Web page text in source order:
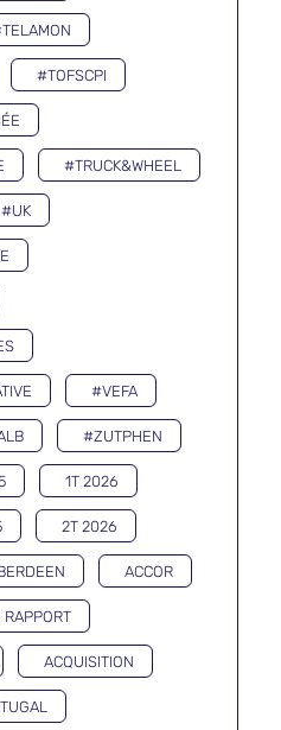
#TOFSCPI
#TRUCK&WHEEL
#UK
#VEFA
#ZUTPHEN
1T 2026
2T 2026
ACCOR
ACQUISITION